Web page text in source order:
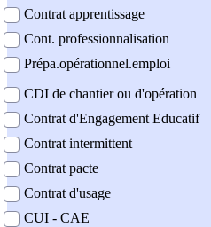
Contrat apprentissage
Cont. professionnalisation
Prépa.opérationnel.emploi
CDI de chantier ou d'opération
Contrat d'Engagement Educatif
Contrat intermittent
Contrat pacte
Contrat d'usage
CUI - CAE